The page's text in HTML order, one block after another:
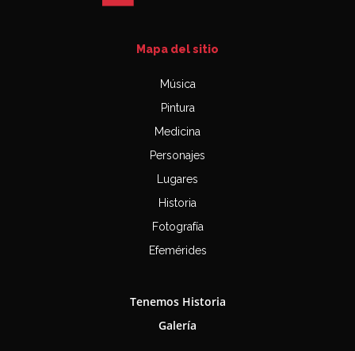
Mapa del sitio
Música
Pintura
Medicina
Personajes
Lugares
Historia
Fotografía
Efemérides
Tenemos Historia
Galería